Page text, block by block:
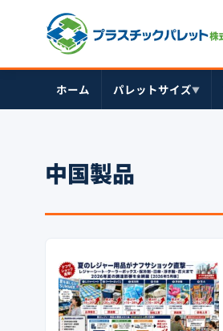
ホーム パレットサイズ▼
中国製品